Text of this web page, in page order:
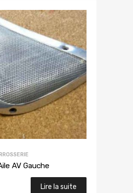
AV Gauche
Lire la suite